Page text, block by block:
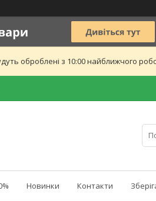
оброблені з 10:00 найближчого
Новинки Контакти